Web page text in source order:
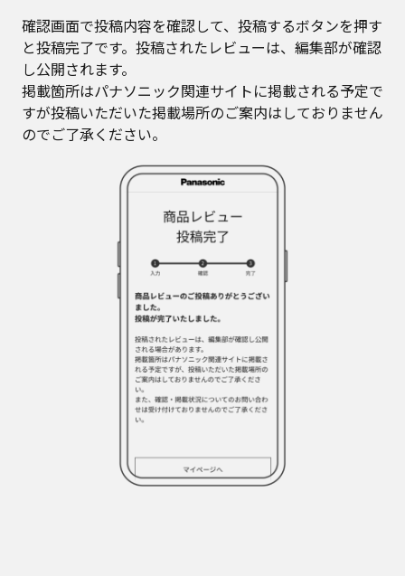
確認画面で投稿内容を確認して、投稿するボタンを押す
と投稿完了です。投稿されたレビューは、編集部が確認
し公開されます。
掲載箇所はパナソニック関連サイトに掲載される予定で
すが投稿いただいた掲載場所のご案内はしておりません
のでご了承ください。